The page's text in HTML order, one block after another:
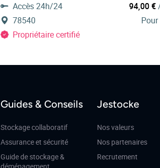
Accès 24h/24
78540
Propriétaire certifié
94,00 €
Guides & Conseils
Stockage collaboratif
Assurance et sécurité
Guide de stockage &
Jestocke
Nos valeurs
Nos partenaires
Recrutement